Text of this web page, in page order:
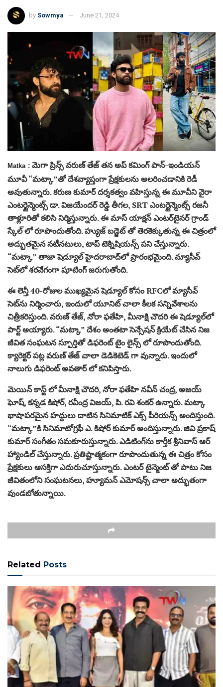
by Sowmya June 21, 2024
Matka: మెగా ప్రిన్స్ వరుణ్ తేజ్ తన అప్ కమింగ్ పాన్-ఇండియన్
మూవీ “మట్కా”తో దేశవ్యాప్తంగా ప్రేక్షకులను అలరించడానికి రెడీ
అవుతున్నారు. కరుణ కుమార్ దర్శకత్వం వహిస్తున్న ఈ మూవీని వైరా
ఎంటర్టైన్మెంట్స్ డా. విజయేందర్ రెడ్డి తీగల, SRT ఎంటర్టైన్మెంట్స్ రజనీ
తాళ్లూరితో కలిసి నిర్మిస్తున్నారు. ఈ మాస్ యాక్షన్ ఎంటర్‌టైనర్‌ గ్రాండ్
స్కేల్ లో రూపొందుతోంది. హ్యుజ్ బడ్జెట్ తో తెరకెక్కుతున్న ఈ చిత్రంలో
అద్భుతమైన నటీనటులు, టాప్ టెక్నిషియన్స్ పని చేస్తున్నారు.
“మట్కా” తాజా షెడ్యూల్ హైదరాబాద్‌లో ప్రారంభమైంది. మ్యాసీవ్
సెట్‌లో శరవేగంగా షూటింగ్ జరుగుతోంది.
ఈ లెన్తీ 40-రోజుల ముఖ్యమైన షెడ్యూల్ కోసం RFCలో మ్యాసీవ్
సెట్‌ను నిర్మించారు, ఇందులో యూనిట్ చాలా కీలక సన్నివేశాలను
చిత్రీకరిస్తుంది. వరుణ్ తేజ్, నోరా ఫతేహి, మీనాక్షి చౌదరి ఈ షెడ్యూల్‌లో
పార్ట్ అయ్యారు. “మట్కా” దేశం అంతటా సెన్సేషన్ క్రియేట్ చేసిన నిజ
జీవిత సంఘటన స్పూర్తితో డిఫరెంట్ టైం లైన్స్ లో రూపొందుతోంది.
క్యారెక్టర్ పట్ల వరుణ్ తేజ్ చాలా డెడికెటెడ్ గా వున్నారు. ఇందులో
నాలుగు డిఫరెంట్ అవతార్ లో కనిపిస్తారు.
మెయిన్ కాస్ట్ లో మీనాక్షి చౌదరి, నోరా ఫతేహి నవీన్ చంద్ర, అజయ్
ఘోష్, కన్నడ కిషోర్, రవీంద్ర విజయ్, పి. రవి శంకర్ ఉన్నారు. మట్కా
భాషాపరమైన హద్దులు దాటిన సినిమాటిక్ ఎక్స్ పీరియన్స్ అందిస్తుంది.
“మట్కా”కి సినిమాటోగ్రఫీ ఎ. కిషోర్ కుమార్ అందిస్తున్నారు. జివి ప్రకాష్
కుమార్ సంగీతం సమకూరుస్తున్నారు. ఎడిటింగ్‌ను కార్తీక శ్రీనివాస్ ఆర్
హ్యాండిల్ చేస్తున్నారు. ప్రతిష్టాత్మకంగా రూపొందుతున్న ఈ చిత్రం కోసం
ప్రేక్షకులు ఆసక్తిగా ఎదురుచూస్తున్నారు. ఎంటర్ టైన్మెంట్ తో పాటు నిజ
జీవితంలోని సంఘటనలు, హ్యూమన్ ఎమోషన్స్ చాలా అద్భుతంగా
వుండబోతున్నాయి.
Related Posts